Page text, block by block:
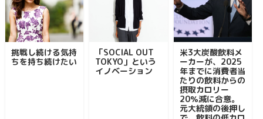
挑戦し続ける気持
ちを持ち続けたい
「SOCIAL OUT
TOKYO」という
イノベーション
米3大炭酸飲料メ
ーカーが、2025
年までに消費者当
たりの飲料からの
摂取カロリー
20％減に合意。
元大統領の後押し